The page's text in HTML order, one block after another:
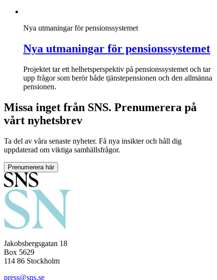
Nya utmaningar för pensionssystemet
Nya utmaningar för pensionssystemet
Projektet tar ett helhetsperspektiv på pensionssystemet och tar
upp frågor som berör både tjänstepensionen och den allmänna
pensionen.
Missa inget från SNS. Prenumerera på
vårt nyhetsbrev
Ta del av våra senaste nyheter. Få nya insikter och håll dig
uppdaterad om viktiga samhällsfrågor.
Prenumerera här
Jakobsbergsgatan 18
Box 5629
114 86 Stockholm
press@sns.se